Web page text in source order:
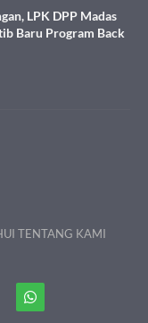
LPK DPP Madas
Baru Program Back
TENTANG KAMI